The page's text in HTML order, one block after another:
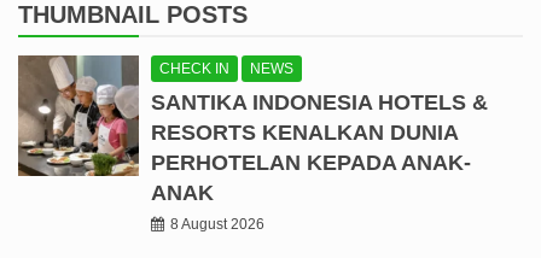
THUMBNAIL POSTS
CHECK IN NEWS
SANTIKA INDONESIA HOTELS &
RESORTS KENALKAN DUNIA
PERHOTELAN KEPADA ANAK-
ANAK
8 August 2026